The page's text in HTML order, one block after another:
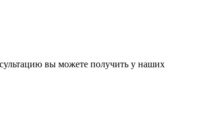
вы можете получить у наших